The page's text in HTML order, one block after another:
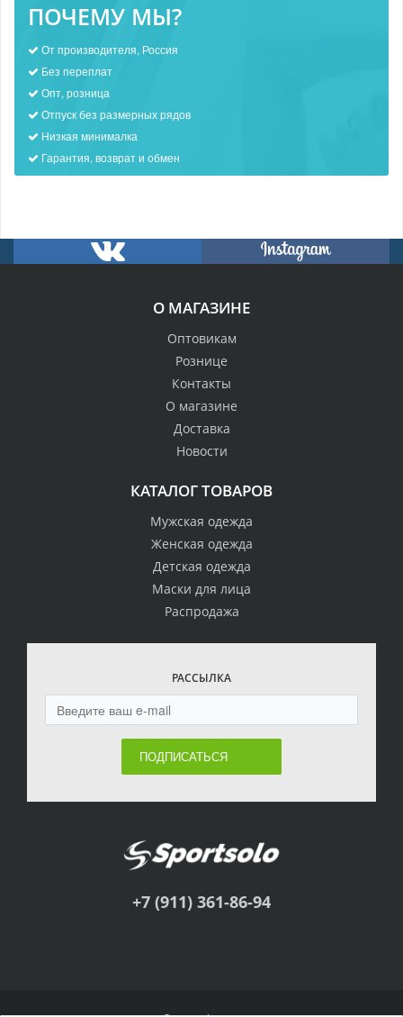
ПОЧЕМУ МЫ?
От производителя, Россия
Без переплат
Опт, розница
Отпуск без размерных рядов
Низкая минималка
Гарантия, возврат и обмен
О МАГАЗИНЕ
Оптовикам
Рознице
Контакты
О магазине
Доставка
Новости
КАТАЛОГ ТОВАРОВ
Мужская одежда
Женская одежда
Детская одежда
Маски для лица
Распродажа
РАССЫЛКА
ПОДПИСАТЬСЯ
+7 (911) 361-86-94